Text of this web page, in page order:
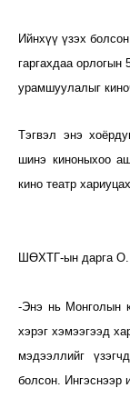
Ийнхүү үзэх
гаргахдаа орлогын
урамшуулалыг
Тэгвэл энэ
шинэ киноныхоо
кино театр
ШӨХТГ-ын дарга
-Энэ нь Монголын
хэрэг хэмээгээд
мэдээллийг
болсон. Ингэснээр